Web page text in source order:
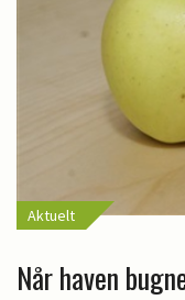
Aktuelt
Når haven